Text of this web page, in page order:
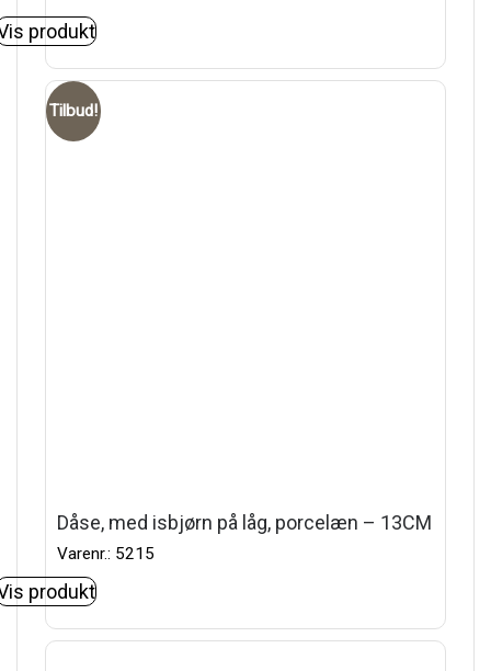
produkt
Tilbud!
Dåse, med isbjørn på låg, porcelæn – 13CM
Varenr.: 5215
produkt